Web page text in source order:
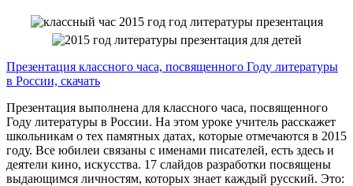
Презентация классного часа, посвященного Году литературы
в России, скачать
Презентация выполнена для классного часа, посвященного
Году литературы в России. На этом уроке учитель расскажет
школьникам о тех памятных датах, которые отмечаются в 2015
году. Все юбилеи связаны с именами писателей, есть здесь и
деятели кино, искусства. 17 слайдов разработки посвящены
выдающимся личностям, которых знает каждый русский. Это: